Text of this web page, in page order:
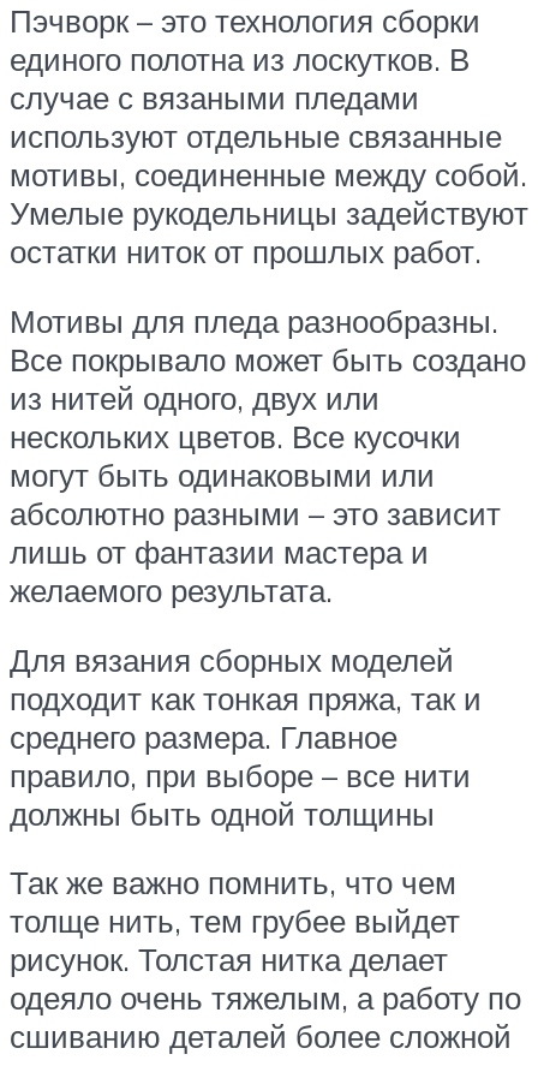
Пэчворк – это технология сборки
единого полотна из лоскутков. В
случае с вязаными пледами
используют отдельные связанные
мотивы, соединенные между собой.
Умелые рукодельницы задействуют
остатки ниток от прошлых работ.
Мотивы для пледа разнообразны.
Все покрывало может быть создано
из нитей одного, двух или
нескольких цветов. Все кусочки
могут быть одинаковыми или
абсолютно разными – это зависит
лишь от фантазии мастера и
желаемого результата.
Для вязания сборных моделей
подходит как тонкая пряжа, так и
среднего размера. Главное
правило, при выборе – все нити
должны быть одной толщины
Так же важно помнить, что чем
толще нить, тем грубее выйдет
рисунок. Толстая нитка делает
одеяло очень тяжелым, а работу по
сшиванию деталей более сложной